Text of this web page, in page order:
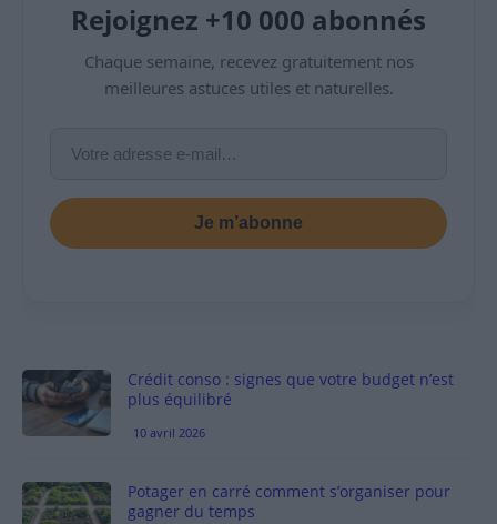
Rejoignez +10 000 abonnés
Chaque semaine, recevez gratuitement nos
meilleures astuces utiles et naturelles.
Je m’abonne
Crédit conso : signes que votre budget n’est
plus équilibré
10 avril 2026
Potager en carré comment s’organiser pour
gagner du temps